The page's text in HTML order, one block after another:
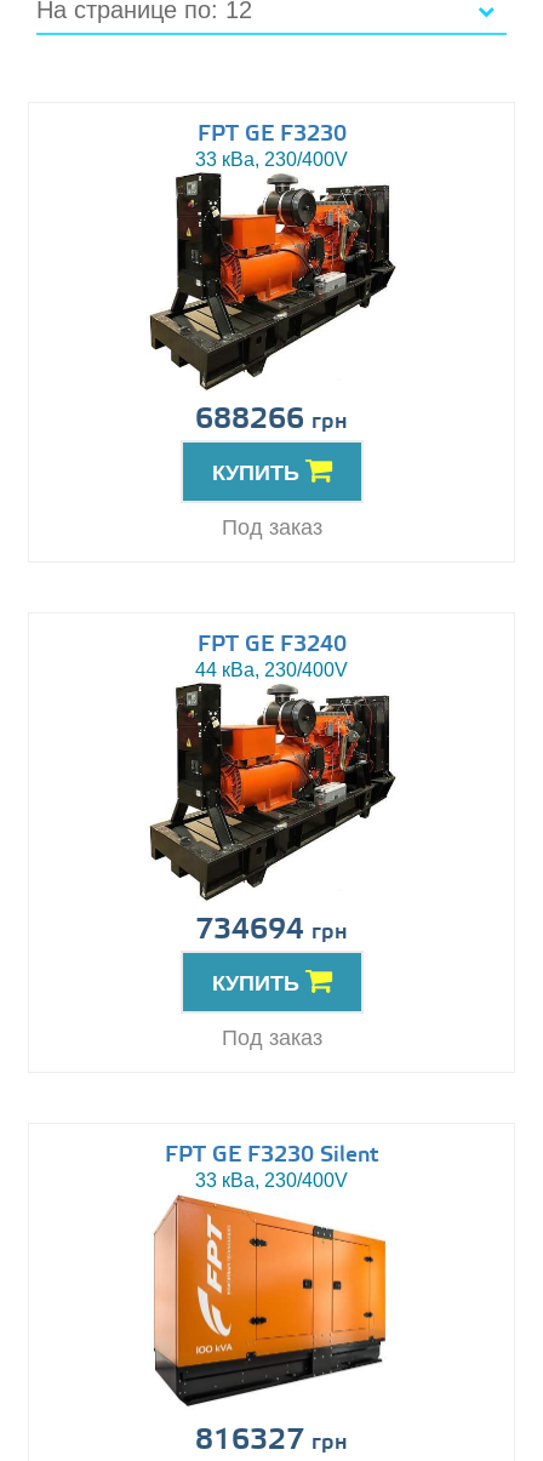
На странице по: 12
FPT GE F3230
33 кВа, 230/400V
688266 грн
КУПИТЬ
Под заказ
FPT GE F3240
44 кВа, 230/400V
734694 грн
КУПИТЬ
Под заказ
FPT GE F3230 Silent
33 кВа, 230/400V
816327 грн